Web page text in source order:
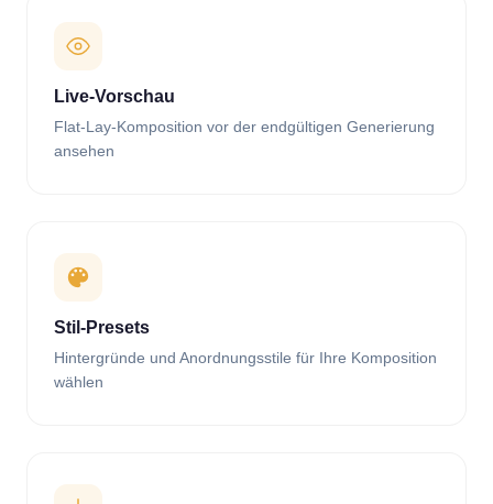
Live-Vorschau
Flat-Lay-Komposition vor der endgültigen Generierung
ansehen
Stil-Presets
Hintergründe und Anordnungsstile für Ihre Komposition
wählen